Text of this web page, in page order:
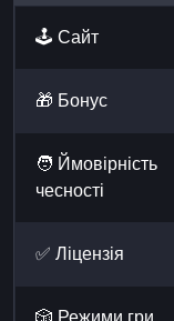
🕹️ Сайт
🎁 Бонус
🧑 Ймовірність
чесності
✅ Ліцензія
🎲 Режими гри